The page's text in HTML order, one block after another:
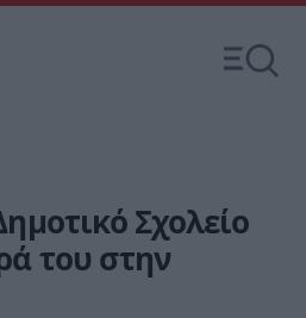
Σχολείο
του στην